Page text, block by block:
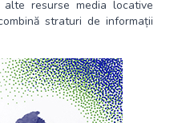
resurse media locative
straturi de informații